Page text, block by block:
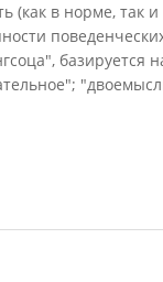
(как в норме, так
базируется